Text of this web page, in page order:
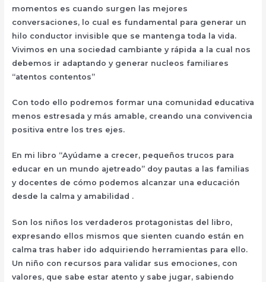
momentos es cuando surgen las mejores
conversaciones, lo cual es fundamental para generar un
hilo conductor invisible que se mantenga toda la vida.
Vivimos en una sociedad cambiante y rápida a la cual nos
debemos ir adaptando y generar nucleos familiares
“atentos contentos”
Con todo ello podremos formar una comunidad educativa
menos estresada y más amable, creando una convivencia
positiva entre los tres ejes.
En mi libro “Ayúdame a crecer, pequeños trucos para
educar en un mundo ajetreado” doy pautas a las familias
y docentes de cómo podemos alcanzar una educación
desde la calma y amabilidad .
Son los niños los verdaderos protagonistas del libro,
expresando ellos mismos que sienten cuando están en
calma tras haber ido adquiriendo herramientas para ello.
Un niño con recursos para validar sus emociones, con
valores, que sabe estar atento y sabe jugar, sabiendo